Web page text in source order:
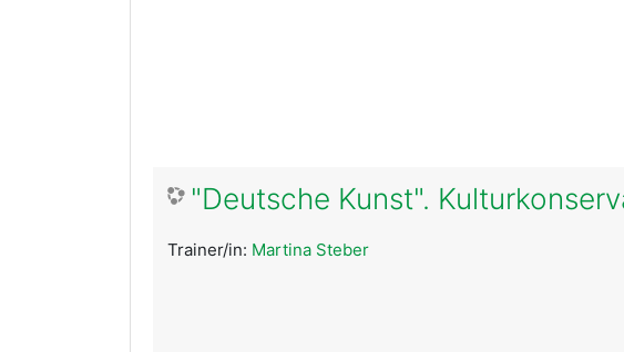
"Deutsche Kunst".
Trainer/in: Martina Steber